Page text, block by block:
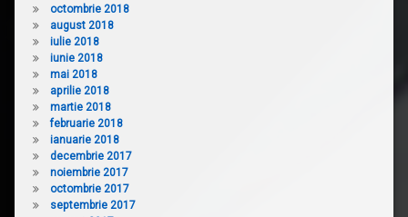
octombrie 2018
august 2018
iulie 2018
iunie 2018
mai 2018
aprilie 2018
martie 2018
februarie 2018
ianuarie 2018
decembrie 2017
noiembrie 2017
octombrie 2017
septembrie 2017